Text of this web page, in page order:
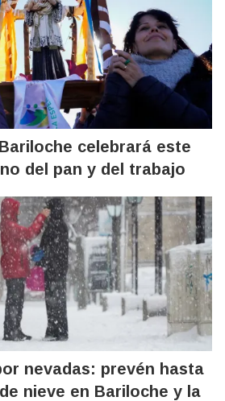
celebrará este
del pan y del trabajo
nevadas: prevén hasta
nieve en Bariloche y la